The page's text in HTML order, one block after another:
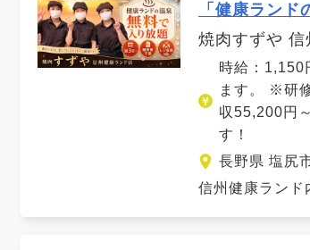
「健康ラン
焼肉すずや
時給：
ます。 ※研
収55,200円
す！
長野県 塩尻
信州健康ラン